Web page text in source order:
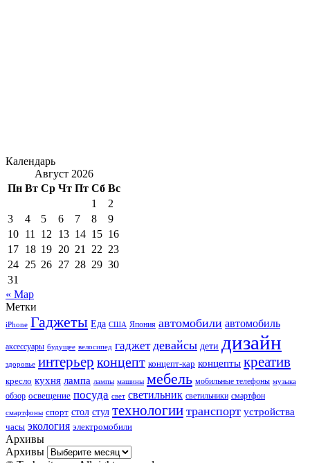
Календарь
Август 2026
Пн Вт Ср Чт Пт Сб Вс
1
2
3
4 5 6 7 8
9
10 11 12 13 14 15 16
17 18 19 20 21 22 23
24 25 26 27 28 29 30
31
« Мар
Метки
iPhone Гаджеты Еда США Япония автомобили автомобиль
аксессуары будущее велосипед гаджет девайсы дети дизайн
здоровье интерьер концепт концепт-кар концепты креатив
кресло кухня лампа лампы машины мебель мобильные телефоны музыка
обзор освещение посуда свет светильник светильники смартфон
смартфоны спорт стол стул технологии транспорт устройства
часы экология электромобили
Архивы
Архивы